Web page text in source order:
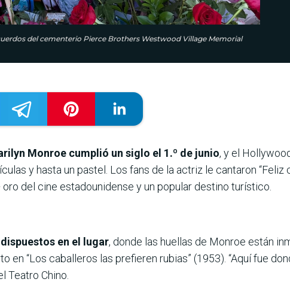
del cementerio Pierce Brothers Westwood Village Memorial
Monroe cumplió un siglo el 1.º de junio, y el
y hasta un pastel. Los fans de la actriz le cantaron
del cine estadounidense y un popular destino turístico.
en el lugar, donde las huellas de Monroe están
en “Los caballeros las prefieren rubias” (1953). “Aquí fue
Teatro Chino.